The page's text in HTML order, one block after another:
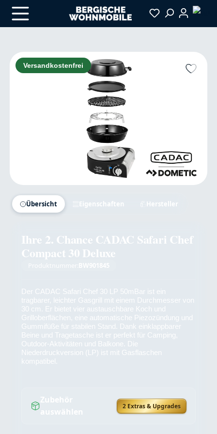
Bildergalerie überspringen
Versandkostenfrei
Übersicht Eigenschaften Hersteller
Ihre 2. Chance CADAC Safari Chef
Compact 30 Deluxe
Produktnummer: BW901845
Der CADAC Safari Chef 30 LP 50mBar ist ein
tragbarer, leichter Gasgrill mit einem Durchmesser von
30 cm. Er bietet vier austauschbare Koch und
Grilloberflächen, eine automatische Piezozündung und
Gummifüße für stabilen Stand. Dank einklappbarer
Beine und Tragetasche ist er perfekt für Camping,
Outdoor-Aktivitäten und Balkone. Die
Niederdruckversion (LP) ist mit Gasflaschen
kompatibel.
Zubehör
auswählen
2 Extras & Upgrades